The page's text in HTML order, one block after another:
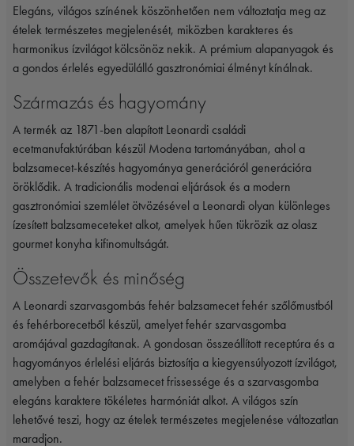
Elegáns, világos színének köszönhetően nem változtatja meg az
ételek természetes megjelenését, miközben karakteres és
harmonikus ízvilágot kölcsönöz nekik. A prémium alapanyagok és
a gondos érlelés egyedülálló gasztronómiai élményt kínálnak.
Származás és hagyomány
A termék az 1871-ben alapított Leonardi családi
ecetmanufaktúrában készül Modena tartományában, ahol a
balzsamecet-készítés hagyománya generációról generációra
öröklődik. A tradicionális modenai eljárások és a modern
gasztronómiai szemlélet ötvözésével a Leonardi olyan különleges
ízesített balzsameceteket alkot, amelyek hűen tükrözik az olasz
gourmet konyha kifinomultságát.
Összetevők és minőség
A Leonardi szarvasgombás fehér balzsamecet fehér szőlőmustból
és fehérborecetből készül, amelyet fehér szarvasgomba
aromájával gazdagítanak. A gondosan összeállított receptúra és a
hagyományos érlelési eljárás biztosítja a kiegyensúlyozott ízvilágot,
amelyben a fehér balzsamecet frissessége és a szarvasgomba
elegáns karaktere tökéletes harmóniát alkot. A világos szín
lehetővé teszi, hogy az ételek természetes megjelenése változatlan
maradjon.